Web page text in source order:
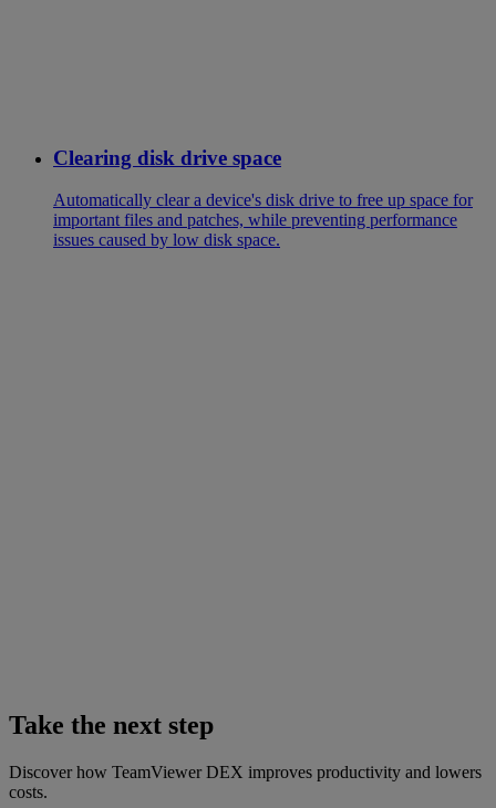
Clearing disk drive space
Automatically clear a device's disk drive to free up space for
important files and patches, while preventing performance
issues caused by low disk space.
Take the next step
Discover how TeamViewer DEX improves productivity and lowers
costs.